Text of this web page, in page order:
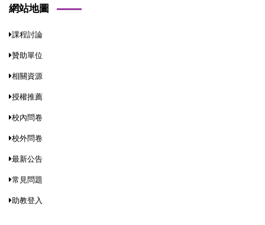
網站地圖
課程討論
贊助單位
相關資源
授權推薦
校內問卷
校外問卷
最新公告
常見問題
助教登入